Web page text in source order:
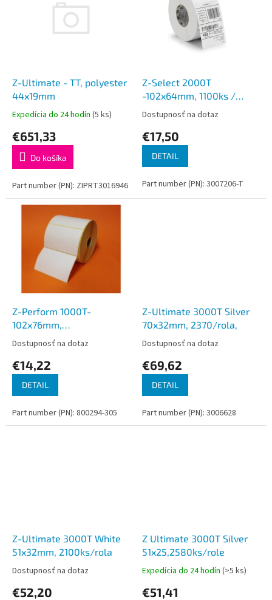
Z-Ultimate - TT, polyester
44x19mm
Expedícia do 24 hodín (5 ks)
€651,33
Do košíka
Part number (PN): ZIPRT3016946
Z-Select 2000T
-102x64mm, 1100ks /
rolka, balenie = 4 role
Dostupnosť na dotaz
€17,50
DETAIL
Part number (PN): 3007206-T
Z-Perform 1000T-
102x76mm,
930ks/role,balenie=12rolí
Dostupnosť na dotaz
€14,22
DETAIL
Part number (PN): 800294-305
Z-Ultimate 3000T Silver
70x32mm, 2370/rola,
Dostupnosť na dotaz
€69,62
DETAIL
Part number (PN): 3006628
Z-Ultimate 3000T White
51x32mm, 2100ks/rola
Dostupnosť na dotaz
€52,20
Z Ultimate 3000T Silver
51x25,2580ks/role
Expedícia do 24 hodín (>5 ks)
€51,41